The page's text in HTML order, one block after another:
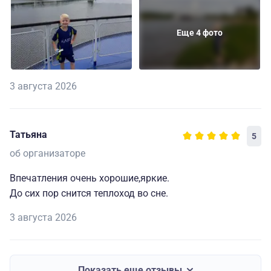
Еще 4 фото
3 августа 2026
Татьяна 5
об организаторе
Впечатления очень хорошие,яркие.
До сих пор снится теплоход во сне.
3 августа 2026